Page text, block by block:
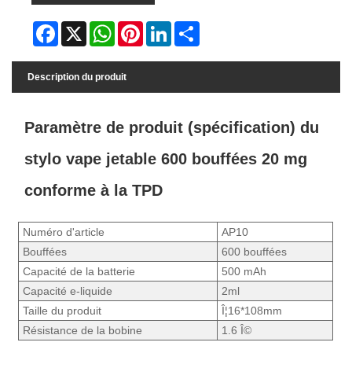
Facebook WhatsAppPinterestLinkedIn
Description du produit
Paramètre de produit (spécification) du
stylo vape jetable 600 bouffées 20 mg
conforme à la TPD
Numéro d'article
AP10
Bouffées
600 bouffées
Capacité de la batterie
500 mAh
Capacité e-liquide
2ml
Taille du produit
Î¦16*108mm
Résistance de la bobine
1.6 Î©